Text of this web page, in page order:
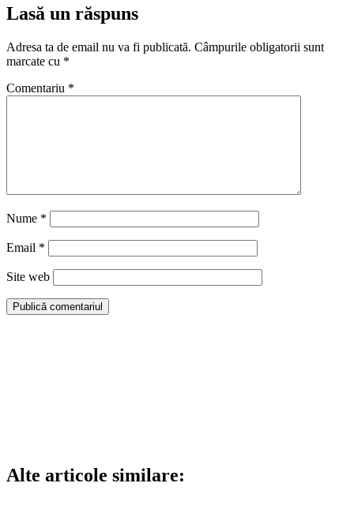
Lasă un răspuns
Adresa ta de email nu va fi publicată. Câmpurile obligatorii sunt
marcate cu *
Comentariu *
Nume *
Email *
Site web
Alte articole similare: